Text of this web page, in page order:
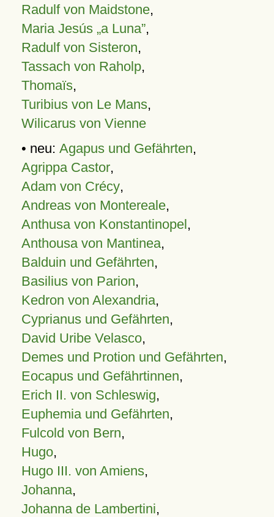
Radulf von Maidstone,
Maria Jesús „a Luna”,
Radulf von Sisteron,
Tassach von Raholp,
Thomaïs,
Turibius von Le Mans,
Wilicarus von Vienne
• neu: Agapus und Gefährten,
Agrippa Castor,
Adam von Crécy,
Andreas von Montereale,
Anthusa von Konstantinopel,
Anthousa von Mantinea,
Balduin und Gefährten,
Basilius von Parion,
Kedron von Alexandria,
Cyprianus und Gefährten,
David Uribe Velasco,
Demes und Protion und Gefährten,
Eocapus und Gefährtinnen,
Erich II. von Schleswig,
Euphemia und Gefährten,
Fulcold von Bern,
Hugo,
Hugo III. von Amiens,
Johanna,
Johanna de Lambertini,